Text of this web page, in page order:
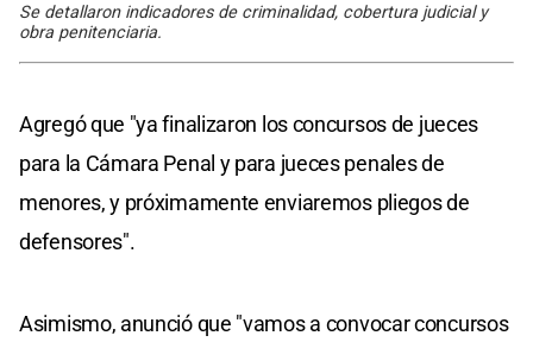
Se detallaron indicadores de criminalidad, cobertura judicial y
obra penitenciaria.
Agregó que "ya finalizaron los concursos de jueces
para la Cámara Penal y para jueces penales de
menores, y próximamente enviaremos pliegos de
defensores".
Asimismo, anunció que "vamos a convocar concursos